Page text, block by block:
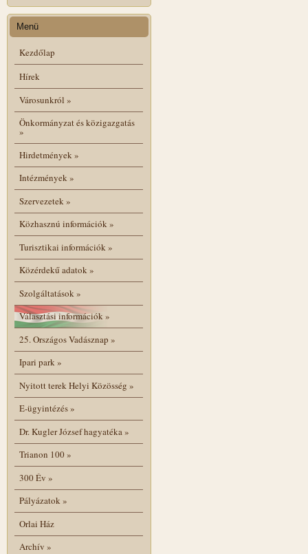
Menü
Kezdőlap
Hírek
Városunkról »
Önkormányzat és közigazgatás
»
Hirdetmények»
Intézmények»
Szervezetek»
Közhasznú információk»
Turisztikai információk»
Közérdekű adatok»
Szolgáltatások»
Választási információk»
25. Országos Vadásznap »
Ipari park»
Nyitott terek Helyi Közösség »
E-ügyintézés»
Dr. Kugler József hagyatéka»
Trianon 100»
300 Év »
Pályázatok»
Orlai Ház
Archív »